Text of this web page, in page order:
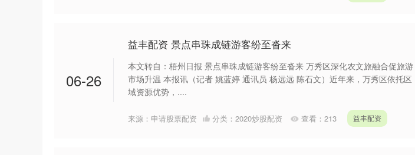
06-26
益丰配资 景点串珠成链游客纷至沓来
本文转自：梧州日报 景点串珠成链游客纷至沓来 万秀区深化农文旅融合促旅游
市场升温 本报讯（记者 姚蓝婷 通讯员 杨远远 陈石文）近年来，万秀区依托区
域资源优势，....
来源：申请股票配资 分类： 2020炒股配资 查看： 213 益丰配资